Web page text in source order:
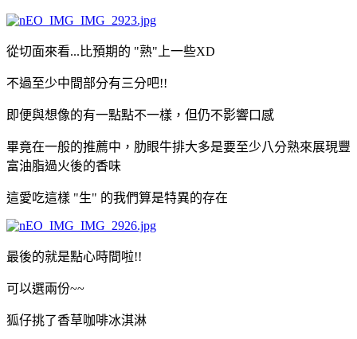
從切面來看...比預期的 "熟"上一些XD
不過至少中間部分有三分吧!!
即便與想像的有一點點不一樣，但仍不影響口感
畢竟在一般的推薦中，肋眼牛排大多是要至少八分熟來展現豐
富油脂過火後的香味
這愛吃這樣 "生" 的我們算是特異的存在
最後的就是點心時間啦!!
可以選兩份~~
狐仔挑了香草咖啡冰淇淋